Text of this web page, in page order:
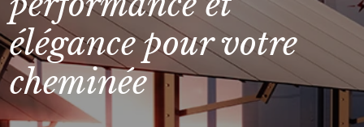
élégance pour votre
cheminée